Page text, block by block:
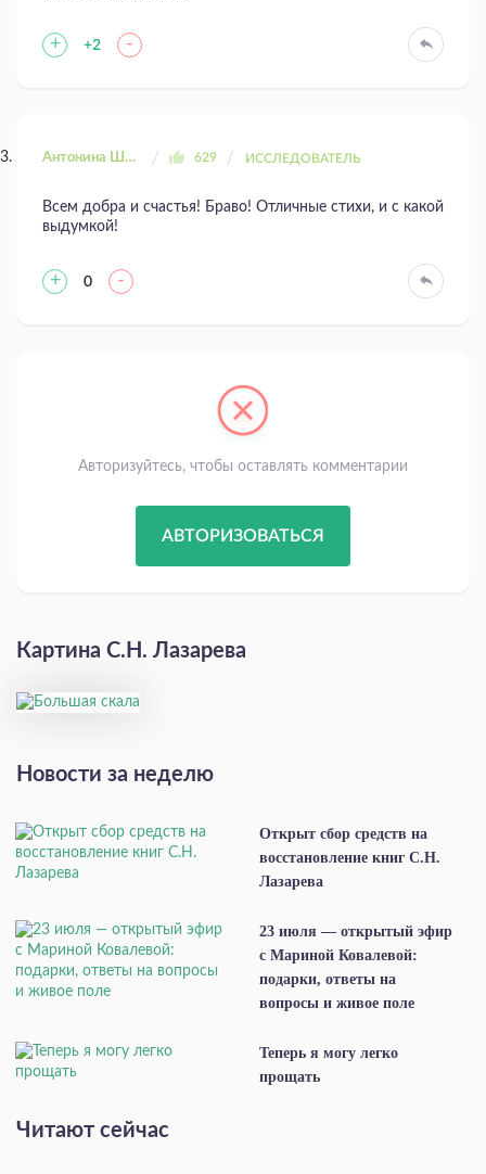
+ +2 -
Антонина Шахтаренко 629 ИССЛЕДОВАТЕЛЬ
Всем добра и счастья! Браво! Отличные стихи, и с какой
выдумкой!
+ 0 -
Авторизуйтесь, чтобы оставлять комментарии
АВТОРИЗОВАТЬСЯ
Картина С.Н. Лазарева
Новости за неделю
Открыт сбор средств на
восстановление книг С.Н.
Лазарева
23 июля — открытый эфир
с Мариной Ковалевой:
подарки, ответы на
вопросы и живое поле
Теперь я могу легко
прощать
Читают сейчас